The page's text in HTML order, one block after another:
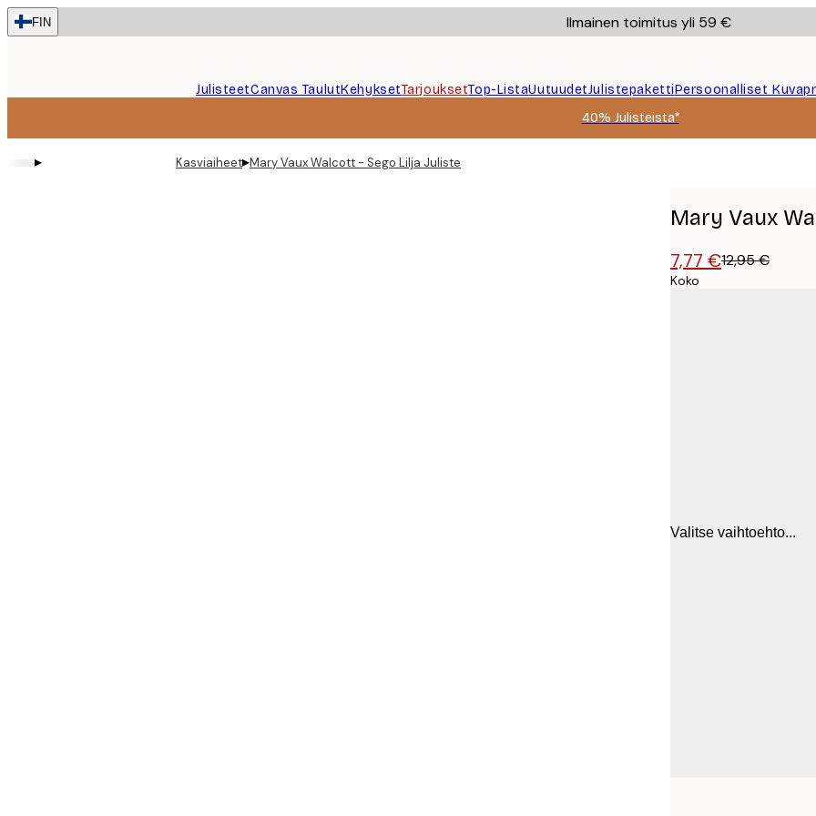
Skip
to
FIN Ilmainen toimitus yli 59 €
JulisteetCanvas TaulutKehyksetTarjouksetTop-ListaUutuudetJulistepakettiPersoonalliset
40% Julisteista*
▸ Kasviaiheet▸Mary Vaux Walcott - Sego Lilja Juliste
Mary Vaux
7,77 €12,95 €
Koko
Valitse vaihtoehto...